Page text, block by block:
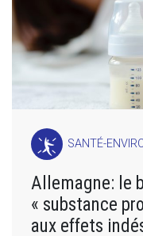
SANTÉ-
Allemagne: le
« substance
aux effets